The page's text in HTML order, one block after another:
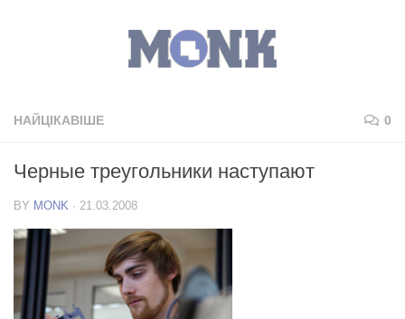
НАЙЦІКАВІШЕ 0
Черные треугольники наступают
BY MONK · 21.03.2008